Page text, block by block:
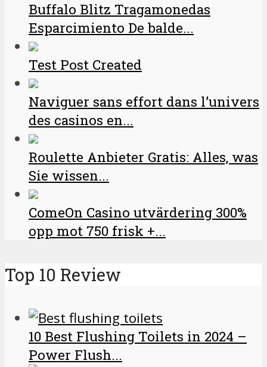
Buffalo Blitz Tragamonedas
Esparcimiento De balde...
Test Post Created
Naviguer sans effort dans l’univers
des casinos en...
Roulette Anbieter Gratis: Alles, was
Sie wissen...
ComeOn Casino utvärdering 300%
opp mot 750 frisk +...
Top 10 Review
10 Best Flushing Toilets in 2024 –
Power Flush...